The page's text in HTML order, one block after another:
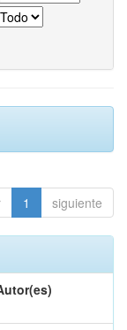
1 siguiente